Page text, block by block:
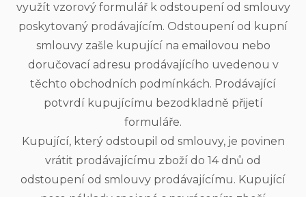
využít vzorový formulář k odstoupení od smlouvy
poskytovaný prodávajícím. Odstoupení od kupní
smlouvy zašle kupující na emailovou nebo
doručovací adresu prodávajícího uvedenou v
těchto obchodních podmínkách. Prodávající
potvrdí kupujícímu bezodkladně přijetí
formuláře.
Kupující, který odstoupil od smlouvy, je povinen
vrátit prodávajícímu zboží do 14 dnů od
odstoupení od smlouvy prodávajícímu. Kupující